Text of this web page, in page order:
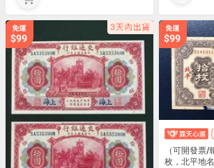
（可開發票
枚，北平地